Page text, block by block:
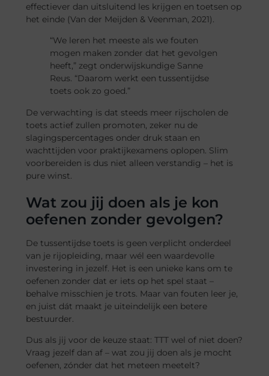
effectiever dan uitsluitend les krijgen en toetsen op
het einde (Van der Meijden & Veenman, 2021).
“We leren het meeste als we fouten
mogen maken zonder dat het gevolgen
heeft,” zegt onderwijskundige Sanne
Reus. “Daarom werkt een tussentijdse
toets ook zo goed.”
De verwachting is dat steeds meer rijscholen de
toets actief zullen promoten, zeker nu de
slagingspercentages onder druk staan en
wachttijden voor praktijkexamens oplopen. Slim
voorbereiden is dus niet alleen verstandig – het is
pure winst.
Wat zou jij doen als je kon
oefenen zonder gevolgen?
De tussentijdse toets is geen verplicht onderdeel
van je rijopleiding, maar wél een waardevolle
investering in jezelf. Het is een unieke kans om te
oefenen zonder dat er iets op het spel staat –
behalve misschien je trots. Maar van fouten leer je,
en juist dát maakt je uiteindelijk een betere
bestuurder.
Dus als jij voor de keuze staat: TTT wel of niet doen?
Vraag jezelf dan af – wat zou jij doen als je mocht
oefenen, zónder dat het meteen meetelt?